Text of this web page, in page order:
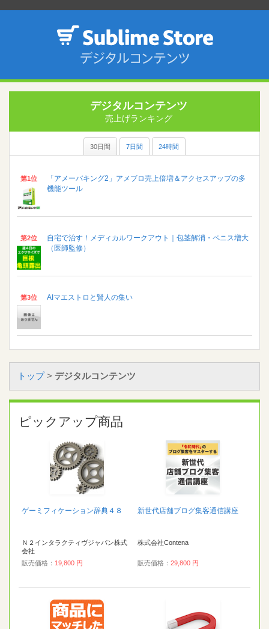
デジタルコンテンツ
売上げランキング
30日間 7日間 24時間
第1位
「アメーバキング2」アメブロ売上倍増＆アクセスアップの多
機能ツール
第2位
自宅で治す！メディカルワークアウト｜包茎解消・ペニス増大
（医師監修）
第3位 AIマエストロと賢人の集い
トップ> デジタルコンテンツ
ピックアップ商品
ゲーミフィケーション辞典４８
Ｎ２インタラクティヴジャパン株式
会社
販売価格： 19,800 円
新世代店舗ブログ集客通信講座
株式会社Contena
販売価格： 29,800 円